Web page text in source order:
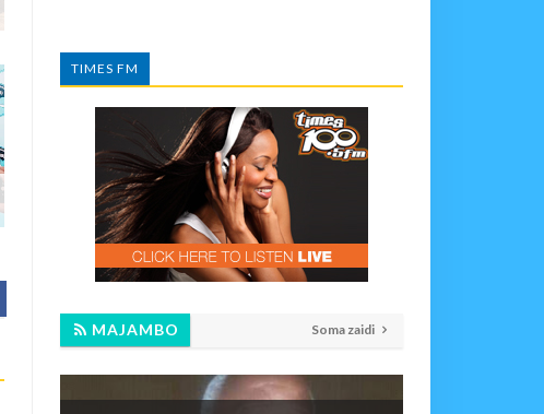
TIMES FM
MAJAMBO Soma zaidi